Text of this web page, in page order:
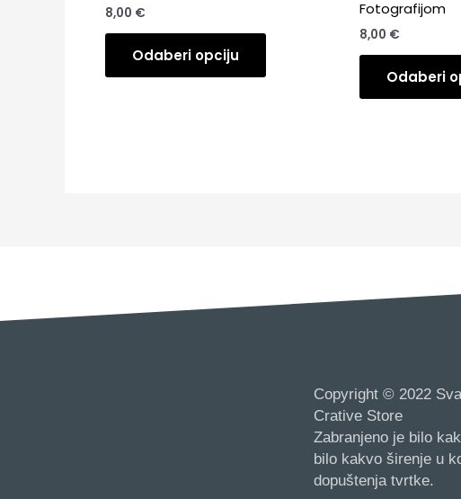
8,00 €
Odaberi opciju
Fotografijom
8,00 €
Odaberi
Copyright © 2022
Crative Store
Zabranjeno je bilo
bilo kakvo širenje u
dopuštenja tvrtke.